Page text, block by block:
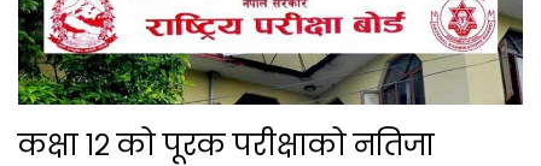
कक्षा १२ को पूरक परीक्षाको नतिजा